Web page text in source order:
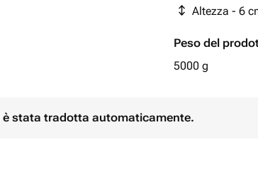
Altezza - 6
Peso del
5000 g
è stata tradotta automaticamente.